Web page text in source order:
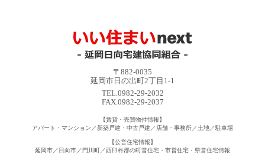
〒882-0035
延岡市日の出町2丁目1-1
TEL.0982-29-2032
FAX.0982-29-2037
【賃貸・売買物件情報】
アパート・マンション／新築戸建・中古戸建／店舗・事務所／土地／駐車場
【公営住宅情報】
延岡市／日向市／門川町／西臼杵郡の町営住宅・市営住宅・県営住宅情報